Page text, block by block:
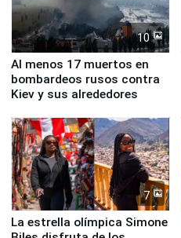
10
Al menos 17 muertos en
bombardeos rusos contra
Kiev y sus alrededores
7
La estrella olímpica Simone